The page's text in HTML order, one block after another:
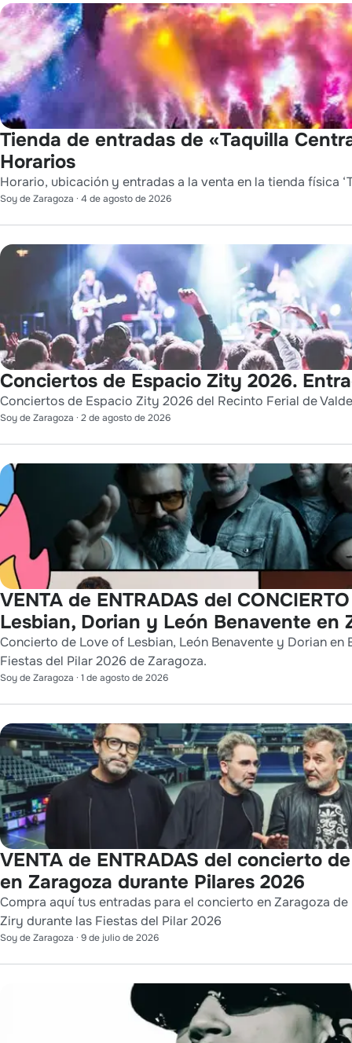
Tienda de entradas de «Taquilla
Horarios
Horario, ubicación y entradas a la venta en la tienda física
Soy de Zaragoza · 4 de agosto de 2026
Conciertos de Espacio Zity 2026.
Conciertos de Espacio Zity 2026 del Recinto Ferial de
Soy de Zaragoza · 2 de agosto de 2026
VENTA de ENTRADAS del
Lesbian, Dorian y León Benavente en
Concierto de Love of Lesbian, León Benavente y Dorian
Fiestas del Pilar 2026 de Zaragoza.
Soy de Zaragoza · 1 de agosto de 2026
VENTA de ENTRADAS del concierto
en Zaragoza durante Pilares 2026
Compra aquí tus entradas para el concierto en Zaragoza
Ziry durante las Fiestas del Pilar 2026
Soy de Zaragoza · 9 de julio de 2026